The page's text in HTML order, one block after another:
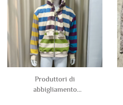
Uomo
Produttori di
abbigliamento